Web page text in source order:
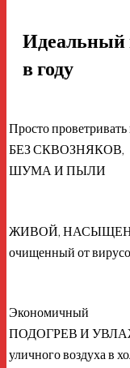
Идеальный
в году
Просто
БЕЗ СКВОЗНЯКОВ,
ШУМА И ПЫЛИ
ЖИВОЙ,
очищенный от
Экономичный
ПОДОГРЕВ И
уличного воздуха в